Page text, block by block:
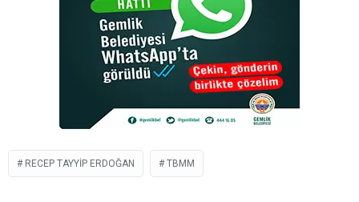
RECEP TAYYIP ERDOĞAN TBMM